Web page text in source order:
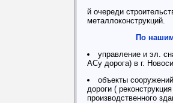
й очереди
металлоконструкций.
По
управление и эл.
АСу дорога) в г.
объекты
дороги (
производственного